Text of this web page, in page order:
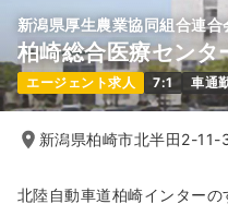
新潟県厚生農業協同組合連合
柏崎総合医療センタ
エージェント求人 7:1 車通
新潟県柏崎市北半田2-11-
北陸自動車道柏崎インター